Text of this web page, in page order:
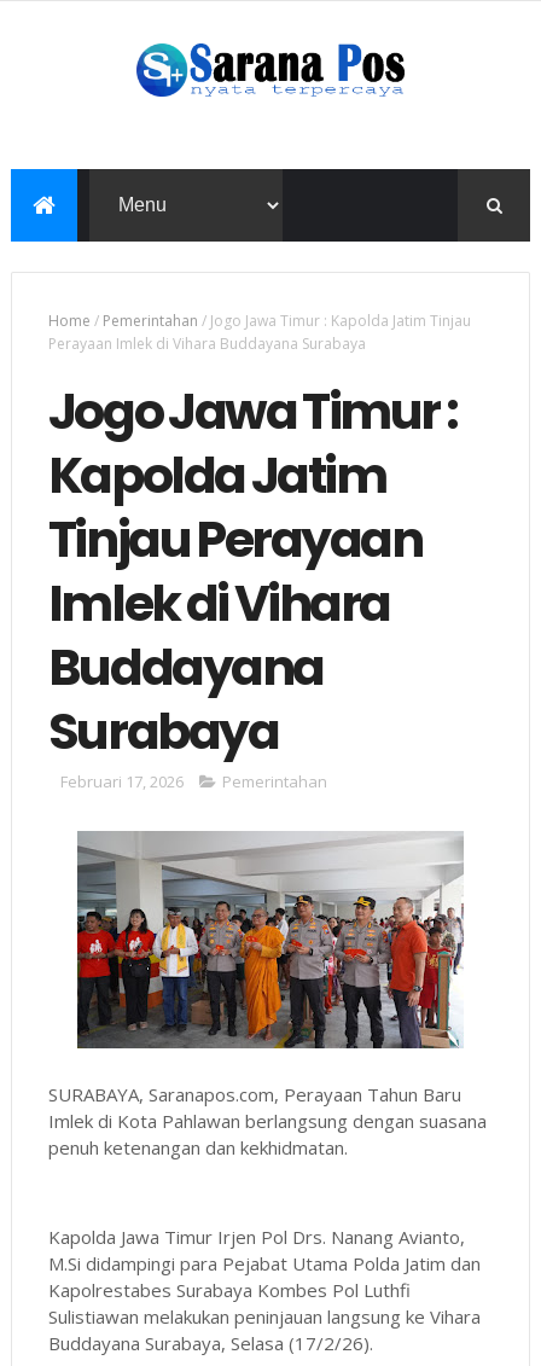
Home / Pemerintahan / Jogo Jawa Timur : Kapolda Jatim Tinjau
Perayaan Imlek di Vihara Buddayana Surabaya
Jogo Jawa Timur :
Kapolda Jatim
Tinjau Perayaan
Imlek di Vihara
Buddayana
Surabaya
Februari 17, 2026 Pemerintahan
SURABAYA, Saranapos.com, Perayaan Tahun Baru
Imlek di Kota Pahlawan berlangsung dengan suasana
penuh ketenangan dan kekhidmatan.
Kapolda Jawa Timur Irjen Pol Drs. Nanang Avianto,
M.Si didampingi para Pejabat Utama Polda Jatim dan
Kapolrestabes Surabaya Kombes Pol Luthfi
Sulistiawan melakukan peninjauan langsung ke Vihara
Buddayana Surabaya, Selasa (17/2/26).